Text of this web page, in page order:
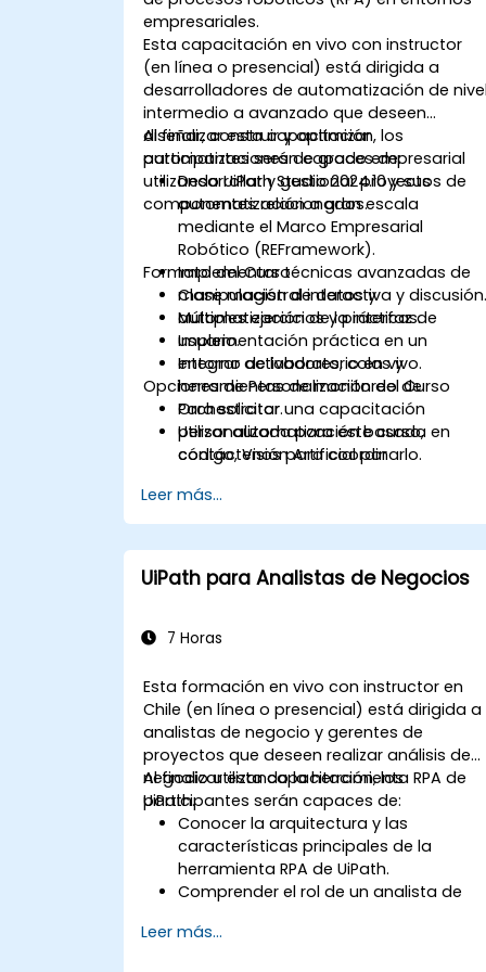
empresariales.
Esta capacitación en vivo con instructor
(en línea o presencial) está dirigida a
desarrolladores de automatización de nivel
intermedio a avanzado que deseen
diseñar, construir y optimizar
automatizaciones de grado empresarial
utilizando UiPath Studio 2024.10 y sus
componentes relacionados.
Al finalizar esta capacitación, los
participantes serán capaces de:
Desarrollar y gestionar proyectos de
automatización a gran escala
mediante el Marco Empresarial
Robótico (REFramework).
Implementar técnicas avanzadas de
manipulación de datos y
automatización de la interfaz de
usuario.
Integrar activadores, colas y
herramientas de monitoreo de
Orchestrator.
Utilizar automatización basada en
código, Visión Artificial por
UiPath Assistant para optimizar el
rendimiento.
Formato del Curso
Clase magistral interactiva y discusión.
Múltiples ejercicios y prácticas.
Implementación práctica en un
entorno de laboratorio en vivo.
Opciones de Personalización del Curso
Para solicitar una capacitación
personalizada para este curso,
contáctenos para coordinarlo.
Leer más...
UiPath para Analistas de Negocios
7 Horas
Esta formación en vivo con instructor en
Chile (en línea o presencial) está dirigida a
analistas de negocio y gerentes de
proyectos que deseen realizar análisis de
negocio utilizando la herramienta RPA de
UiPath.
Al finalizar esta capacitación, los
participantes serán capaces de:
Conocer la arquitectura y las
características principales de la
herramienta RPA de UiPath.
Comprender el rol de un analista de
Mapear los requisitos del negocio y dar
Leer más...